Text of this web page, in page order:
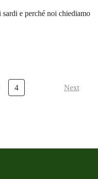
sardi e perché noi chiediamo
4 Next